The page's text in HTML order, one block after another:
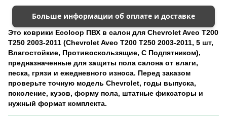
Больше информации об оплате и доставке
Это коврики Ecoloop ПВХ в салон для Chevrolet Aveo T200
T250 2003-2011 (Chevrolet Aveo T200 T250 2003-2011, 5 шт,
Влагостойкие, Противоскользящие, С Подпятником),
предназначенные для защиты пола салона от влаги,
песка, грязи и ежедневного износа. Перед заказом
проверьте точную модель Chevrolet, годы выпуска,
поколение, кузов, форму пола, штатные фиксаторы и
нужный формат комплекта.